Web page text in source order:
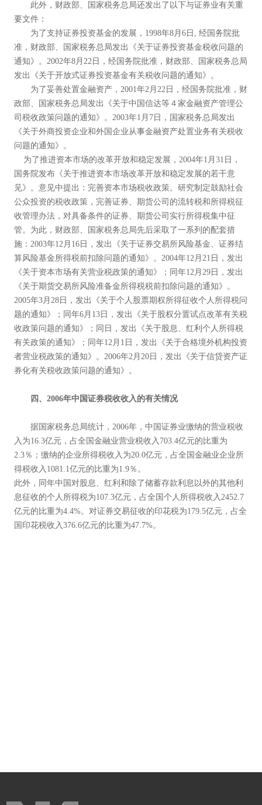
此外，财政部、国家税务总局还发出了以下与证券业有关重
要文件：
为了支持证券投资基金的发展，1998年8月6日, 经国务院批
准，财政部、国家税务总局发出《关于证券投资基金税收问题的
通知》。2002年8月22日，经国务院批准，财政部、国家税务总局
发出《关于开放式证券投资基金有关税收问题的通知》。
为了妥善处置金融资产，2001年2月22日，经国务院批准，财
政部、国家税务总局发出《关于中国信达等４家金融资产管理公
司税收政策问题的通知》。2003年1月7日，国家税务总局发出
《关于外商投资企业和外国企业从事金融资产处置业务有关税收
问题的通知》。
为了推进资本市场的改革开放和稳定发展，2004年1月31日，
国务院发布《关于推进资本市场改革开放和稳定发展的若干意
见》。意见中提出：完善资本市场税收政策。研究制定鼓励社会
公众投资的税收政策，完善证券、期货公司的流转税和所得税征
收管理办法，对具备条件的证券、期货公司实行所得税集中征
管。为此，财政部、国家税务总局先后采取了一系列的配套措
施：2003年12月16日，发出《关于证券交易所风险基金、证券结
算风险基金所得税前扣除问题的通知》。2004年12月21日，发出
《关于资本市场有关营业税政策的通知》；同年12月29日，发出
《关于期货交易所风险准备金所得税税前扣除问题的通知》。
2005年3月28日，发出《关于个人股票期权所得征收个人所得税问
题的通知》；同年6月13日，发出《关于股权分置试点改革有关税
收政策问题的通知》；同日，发出《关于股息、红利个人所得税
有关政策的通知》；同年12月1日，发出《关于合格境外机构投资
者营业税政策的通知》。2006年2月20日，发出《关于信贷资产证
券化有关税收政策问题的通知》。
四、2006年中国证券税收收入的有关情况
据国家税务总局统计，2006年，中国证券业缴纳的营业税收
入为16.3亿元，占全国金融业营业税收入703.4亿元的比重为
2.3％；缴纳的企业所得税收入为20.0亿元，占全国金融业企业所
得税收入1081.1亿元的比重为1.9％。
此外，同年中国对股息、红利和除了储蓄存款利息以外的其他利
息征收的个人所得税为107.3亿元，占全国个人所得税收入2452.7
亿元的比重为4.4%。对证券交易征收的印花税为179.5亿元，占全
国印花税收入376.6亿元的比重为47.7%。